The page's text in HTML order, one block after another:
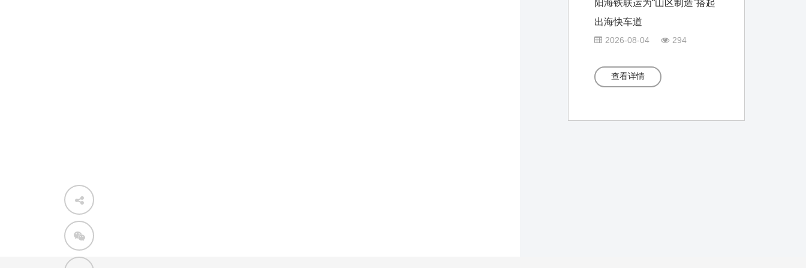
阳海铁联运为“山区制造”搭起
出海快车道
2026-08-04 294
查看详情